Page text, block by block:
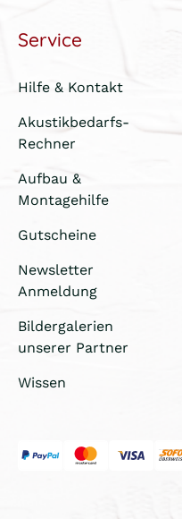
Service
Hilfe & Kontakt
Akustikbedarfs-
Rechner
Aufbau &
Montagehilfe
Gutscheine
Newsletter
Anmeldung
Bildergalerien
unserer Partner
Wissen